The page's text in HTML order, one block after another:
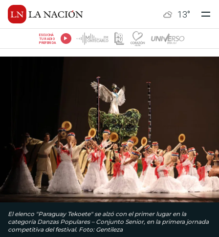
13°
ESCUCHÁ
TU RADIO
PREFERIDA
El elenco "Paraguay Tekoete" se alzó con el primer lugar en la
categoría Danzas Populares – Conjunto Senior, en la primera jornada
competitiva del festival. Foto: Gentileza